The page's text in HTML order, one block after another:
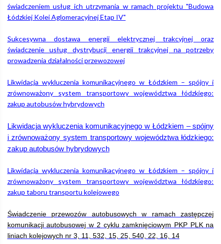
świadczeniem usług ich utrzymania w ramach projektu "Budowa
Łódzkiej Kolei Aglomeracyjnej Etap IV"
Sukcesywna dostawa energii elektrycznej trakcyjnej oraz
świadczenie usług dystrybucji energii trakcyjnej na potrzeby
prowadzenia działalności przewozowej
Likwidacja wykluczenia komunikacyjnego w Łódzkiem – spójny i
zrównoważony system transportowy województwa łódzkiego:
zakup autobusów hybrydowych
Likwidacja wykluczenia komunikacyjnego w Łódzkiem – spójny
i zrównoważony system transportowy województwa łódzkiego:
zakup autobusów hybrydowych
Likwidacja wykluczenia komunikacyjnego w Łódzkiem – spójny i
zrównoważony system transportowy województwa łódzkiego:
zakup taboru transportu kolejowego
Świadczenie przewozów autobusowych w ramach zastępczej
komunikacji autobusowej w 2 cyklu zamknięciowym PKP PLK na
liniach kolejowych nr 3, 11, 532, 15, 25, 540, 22, 16, 14